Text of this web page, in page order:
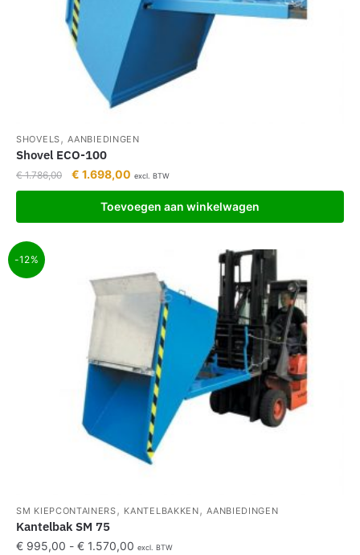
SHOVELS,AANBIEDINGEN
Shovel ECO-100
€1.786,00 € 1.698,00 excl. BTW
Toevoegen aan winkelwagen
-12%
SM KIEPCONTAINERS, KANTELBAKKEN,AANBIEDINGEN
Kantelbak SM 75
€ 995,00 - € 1.570,00 excl. BTW